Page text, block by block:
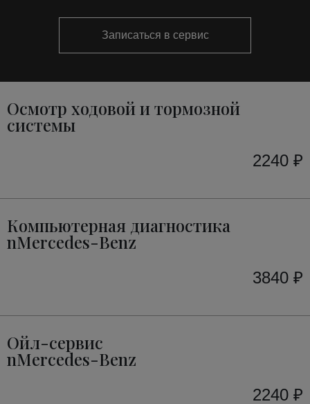
Записаться в сервис
Осмотр ходовой и тормозной
системы
2240 ₽
Компьютерная диагностика
nMercedes-Benz
3840 ₽
Ойл-сервис
nMercedes-Benz
2240 ₽